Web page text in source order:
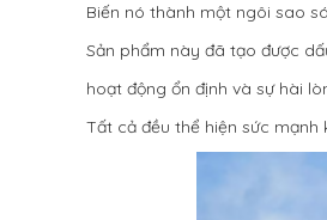
Biến nó thành một ngôi sao
Sản phẩm này đã tạo được
hoạt động ổn định và sự hài
Tất cả đều thể hiện sức